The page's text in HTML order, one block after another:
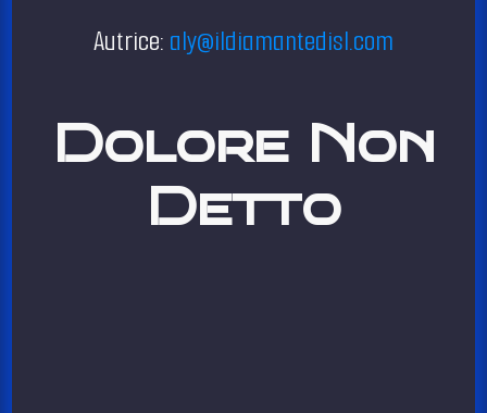
Autrice: aly@ildiamantedisl.com
Dolore Non
Detto